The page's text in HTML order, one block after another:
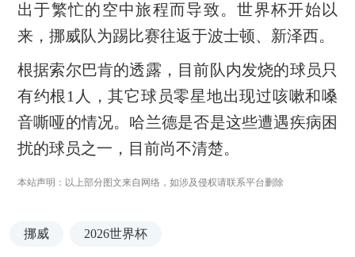
出于繁忙的空中旅程而导致。世界杯开始以
来，挪威队为踢比赛往返于波士顿、新泽西。
根据索尔巴肯的透露，目前队内发烧的球员只
有约根1人，其它球员零星地出现过咳嗽和嗓
音嘶哑的情况。哈兰德是否是这些遭遇疾病困
扰的球员之一，目前尚不清楚。
本站声明：以上部分图文来自网络，如涉及侵权请联系平台删除
挪威 2026世界杯